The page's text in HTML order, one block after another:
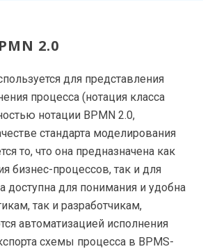
2.0
для представления
процесса (нотация класса
нотации BPMN 2.0,
стандарта моделирования
то, что она предназначена как
бизнес-процессов, так и для
доступна для понимания и удобна
так и разработчикам,
автоматизацией исполнения
схемы процесса в BPMS-